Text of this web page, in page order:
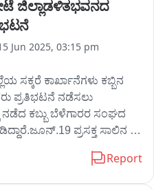
ಮಂಜುನಾಥ್
ಅಧ್ಯಕ್ಷರಾದ
ರಾಜು ಮನ್ನಿಕೆರಿ ರವರು,
ಪದಾಧಿಕಾರಿಗಳು ಪಾಲ್ಗೊಂಡು
ಜಿಲ್ಲಾಡಳಿತಭವನದ
Jun 2025, 03:15 pm
ಸಕ್ಕರೆ ಕಾರ್ಖಾನೆಗಳು ಕಬ್ಬಿನ
ಪ್ರತಿಭಟನೆ ನಡೆಸಲು
ಕಬ್ಬು ಬೆಳೆಗಾರರ ಸಂಘದ
ಪ್ರಸಕ್ತ ಸಾಲಿನ
ರೈತ ಮುಖಂಡ ಈರಪ್ಪ
Report